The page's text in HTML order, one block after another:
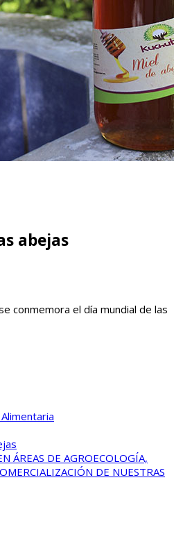
abejas
conmemora el día mundial de las
ÁREAS DE AGROECOLOGÍA,
DE NUESTRAS